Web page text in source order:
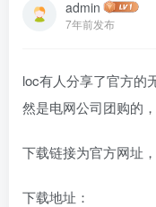
admin
7年前发布
loc有人分享了官方的
然是电网公司团购的，
下载链接为官方网址
下载地址：